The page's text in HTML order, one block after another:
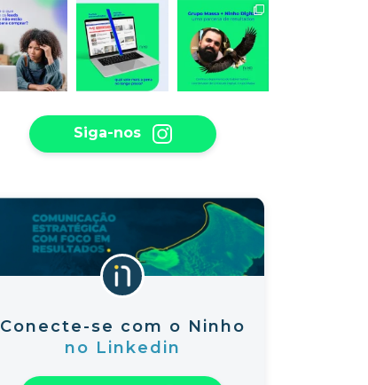
Siga-nos
Conecte-se com o Ninho
no Linkedin